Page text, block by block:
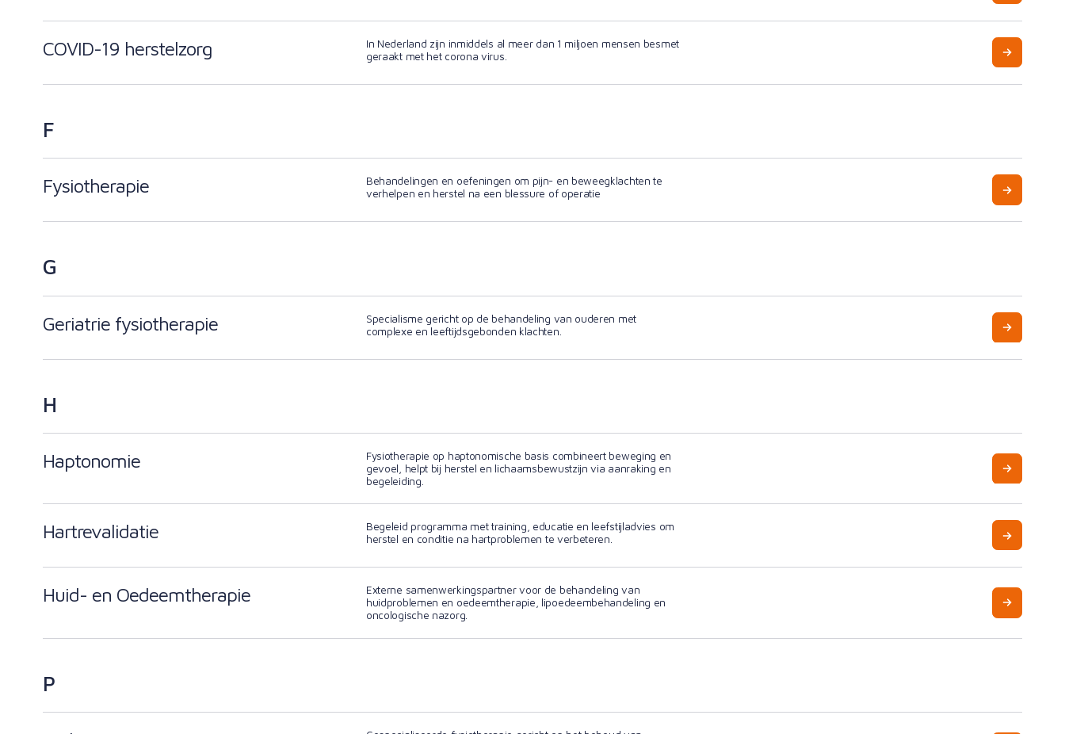
COVID-19 herstelzorg
In Nederland zijn inmiddels al meer dan 1 miljoen mensen besmet
geraakt met het corona virus.
F
Fysiotherapie
Behandelingen en oefeningen om pijn- en beweegklachten te
verhelpen en herstel na een blessure of operatie
G
Geriatrie fysiotherapie
Specialisme gericht op de behandeling van ouderen met
complexe en leeftijdsgebonden klachten.
H
Haptonomie
Fysiotherapie op haptonomische basis combineert beweging en
gevoel, helpt bij herstel en lichaamsbewustzijn via aanraking en
begeleiding.
Hartrevalidatie
Begeleid programma met training, educatie en leefstijladvies om
herstel en conditie na hartproblemen te verbeteren.
Huid- en Oedeemtherapie
Externe samenwerkingspartner voor de behandeling van
huidproblemen en oedeemtherapie, lipoedeembehandeling en
oncologische nazorg.
P